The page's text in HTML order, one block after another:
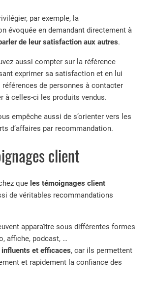
par exemple, la
évoquée en demandant directement à
de leur satisfaction aux autres.
aussi compter sur la référence
exprimer sa satisfaction et en lui
références de personnes à contacter
à celles-ci les produits vendus.
empêche aussi de s’orienter vers les
d’affaires par recommandation.
client
que les témoignages client
de véritables recommandations
apparaître sous différentes formes
affiche, podcast, …
influents et efficaces, car ils permettent
et rapidement la confiance des